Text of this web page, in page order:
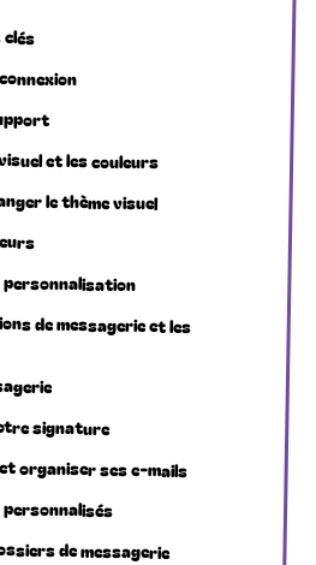
et les couleurs
le thème visuel
de messagerie et les
signature
organiser ses e-mails
de messagerie